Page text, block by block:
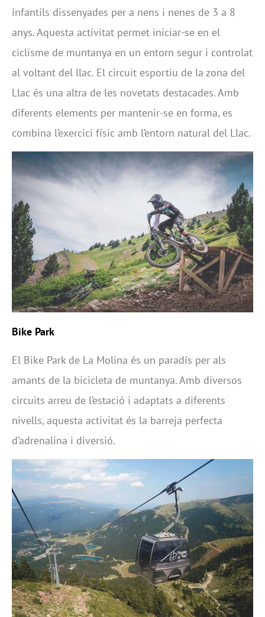
infantils dissenyades per a nens i nenes de 3 a 8
anys. Aquesta activitat permet iniciar-se en el
ciclisme de muntanya en un entorn segur i controlat
al voltant del llac. El circuit esportiu de la zona del
Llac és una altra de les novetats destacades. Amb
diferents elements per mantenir-se en forma, es
combina l’exercici físic amb l’entorn natural del Llac.
Bike Park
El Bike Park de La Molina és un paradís per als
amants de la bicicleta de muntanya. Amb diversos
circuits arreu de l’estació i adaptats a diferents
nivells, aquesta activitat és la barreja perfecta
d’adrenalina i diversió.